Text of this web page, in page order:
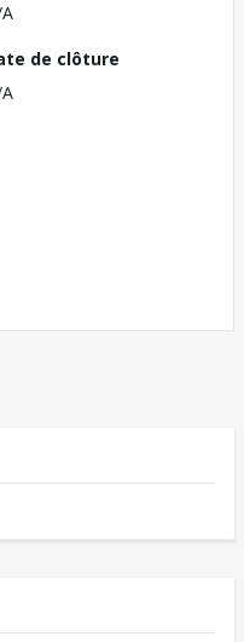
de clôture